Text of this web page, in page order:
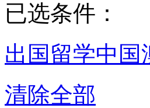
已选条件：
出国留学中国
清除全部